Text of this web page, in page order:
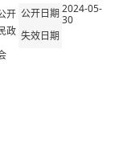
开 公开日期2024-05-
30
政 失效日期